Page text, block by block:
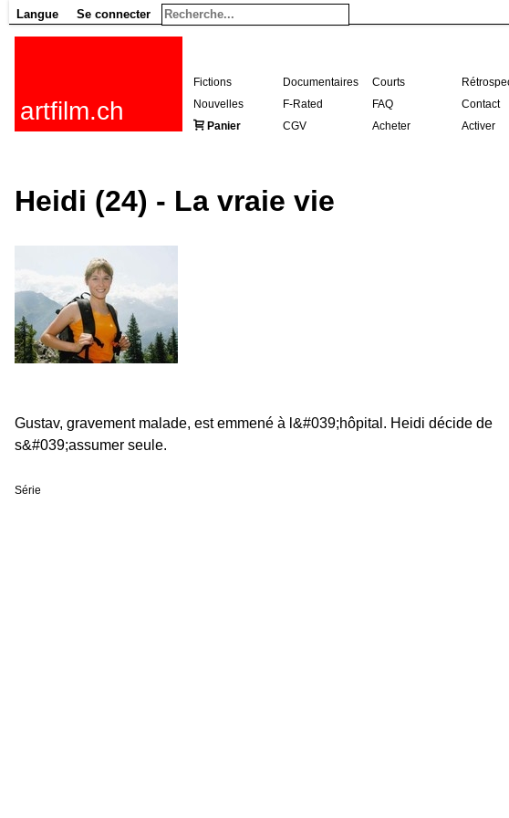
Langue Se connecter
artfilm.ch
Fictions Documentaires Courts
Nouvelles
F-Rated FAQ Contact
Panier
CGV Acheter Activer
Heidi (24) - La vraie vie
Gustav, gravement malade, est emmené à l&#039;hôpital. Heidi décide de
s&#039;assumer seule.
Série
216.73.216.202